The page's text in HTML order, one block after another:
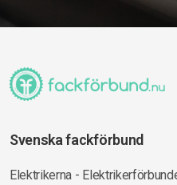
Svenska fackförbund
Elektrikerna -